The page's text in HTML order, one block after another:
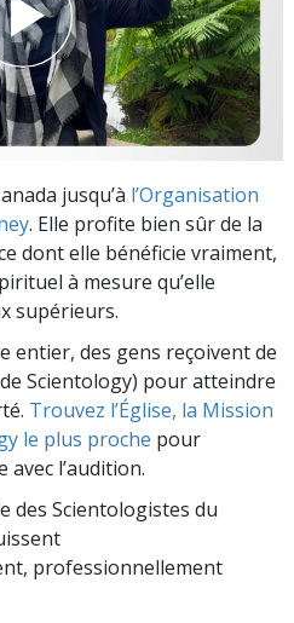
jusqu’à l’Organisation
. Elle profite bien sûr de la
dont elle bénéficie vraiment,
à mesure qu’elle
supérieurs.
entier, des gens reçoivent de
Scientology) pour atteindre
Trouvez l’Église, la Mission
le plus proche pour
l’audition.
des Scientologistes du
professionnellement